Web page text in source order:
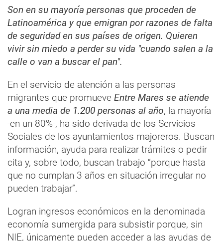
Son en su mayoría personas que proceden de
Latinoamérica y que emigran por razones de falta
de seguridad en sus países de origen. Quieren
vivir sin miedo a perder su vida "cuando salen a la
calle o van a buscar el pan".
En el servicio de atención a las personas
migrantes que promueve Entre Mares se atiende
a una media de 1.200 personas al año, la mayoría
-en un 80%-, ha sido derivada de los Servicios
Sociales de los ayuntamientos majoreros. Buscan
información, ayuda para realizar trámites o pedir
cita y, sobre todo, buscan trabajo “porque hasta
que no cumplan 3 años en situación irregular no
pueden trabajar”.
Logran ingresos económicos en la denominada
economía sumergida para subsistir porque, sin
NIE, únicamente pueden acceder a las ayudas de